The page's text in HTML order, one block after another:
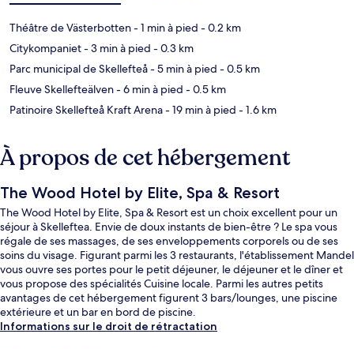
Théâtre de Västerbotten- 1 min à pied - 0.2 km
Citykompaniet- 3 min à pied - 0.3 km
Parc municipal de Skellefteå- 5 min à pied - 0.5 km
Fleuve Skellefteälven- 6 min à pied - 0.5 km
Patinoire Skellefteå Kraft Arena- 19 min à pied - 1.6 km
À propos de cet hébergement
The Wood Hotel by Elite, Spa & Resort
The Wood Hotel by Elite, Spa & Resort est un choix excellent pour un
séjour à Skelleftea. Envie de doux instants de bien-être ? Le spa vous
régale de ses massages, de ses enveloppements corporels ou de ses
soins du visage. Figurant parmi les 3 restaurants, l'établissement Mandel
vous ouvre ses portes pour le petit déjeuner, le déjeuner et le dîner et
vous propose des spécialités Cuisine locale. Parmi les autres petits
avantages de cet hébergement figurent 3 bars/lounges, une piscine
extérieure et un bar en bord de piscine.
Informations sur le droit de rétractation